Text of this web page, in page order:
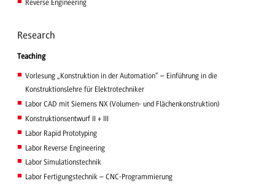
Reverse Engineering
Research
Teaching
Vorlesung „Konstruktion in der Automation“ – Einführung in die
Konstruktionslehre für Elektrotechniker
Labor CAD mit Siemens NX (Volumen- und Flächenkonstruktion)
Konstruktionsentwurf II + III
Labor Rapid Prototyping
Labor Reverse Engineering
Labor Simulationstechnik
Labor Fertigungstechnik – CNC-Programmierung